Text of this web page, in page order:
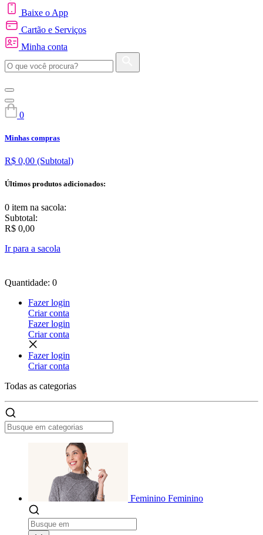
Baixe o App
Cartão e Serviços
Minha conta
0
Minhas compras
R$ 0,00 (Subtotal)
Últimos produtos adicionados:
0 item na sacola:
Subtotal:
R$ 0,00
Ir para a sacola
Quantidade: 0
Fazer login
Criar conta
Fazer login
Criar conta
Fazer login
Criar conta
Todas as categorias
Feminino Feminino